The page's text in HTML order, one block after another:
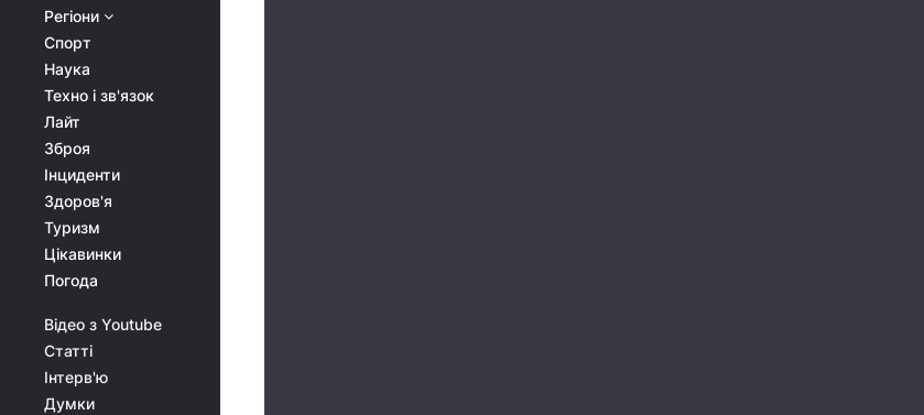
Регіони
Спорт
Наука
Техно і зв'язок
Лайт
Зброя
Інциденти
Здоров'я
Туризм
Цікавинки
Погода
Відео з Youtube
Статті
Інтерв'ю
Думки